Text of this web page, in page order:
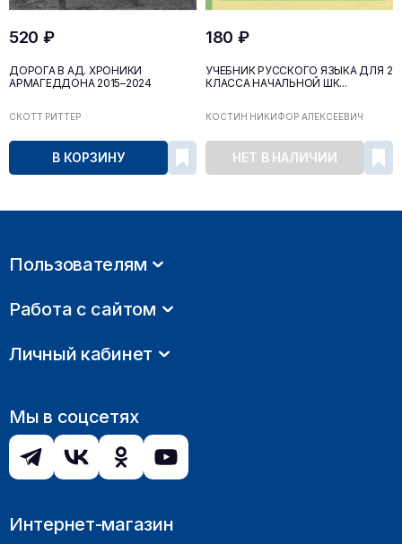
520 ₽
ДОРОГА В АД. ХРОНИКИ
АРМАГЕДДОНА 2015–2024
СКОТТ РИТТЕР
В КОРЗИНУ
180 ₽
УЧЕБНИК РУССКОГО ЯЗЫКА ДЛЯ 2
КЛАССА НАЧАЛЬНОЙ ШК...
КОСТИН НИКИФОР АЛЕКСЕЕВИЧ
НЕТ В НАЛИЧИИ
Пользователям
Работа с сайтом
Личный кабинет
Мы в соцсетях
Интернет-магазин